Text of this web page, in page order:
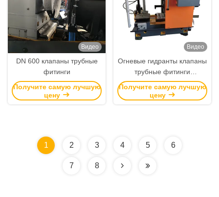
Видео
DN 600 клапаны трубные
фитинги
Получите самую лучшую
цену
Видео
Огневые гидранты клапаны
трубные фитинги
односторонние CNC
буровые фрезерные станки
Получите самую лучшую
цену
1 2 3 4 5 6
7 8